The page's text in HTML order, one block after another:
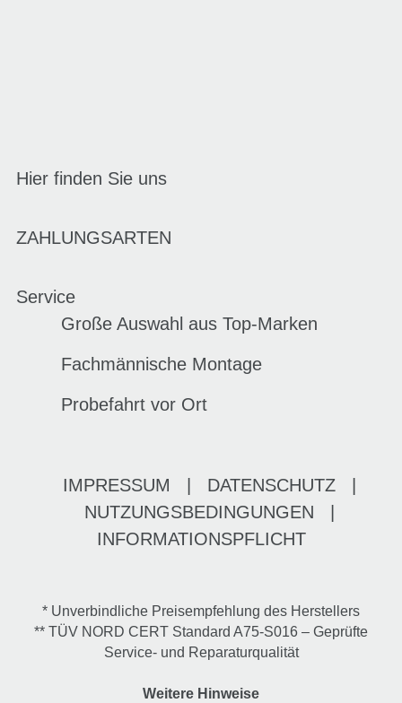
Hier finden Sie uns
ZAHLUNGSARTEN
Service
Große Auswahl aus Top-Marken
Fachmännische Montage
Probefahrt vor Ort
IMPRESSUM DATENSCHUTZ
NUTZUNGSBEDINGUNGEN
INFORMATIONSPFLICHT
* Unverbindliche Preisempfehlung des Herstellers
** TÜV NORD CERT Standard A75-S016 – Geprüfte
Service- und Reparaturqualität
Weitere Hinweise